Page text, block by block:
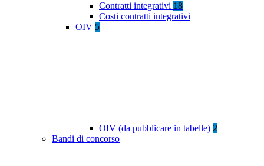
Contratti integrativi 18
Costi contratti integrativi
OIV 5
OIV (da pubblicare in tabelle) 2
Bandi di concorso